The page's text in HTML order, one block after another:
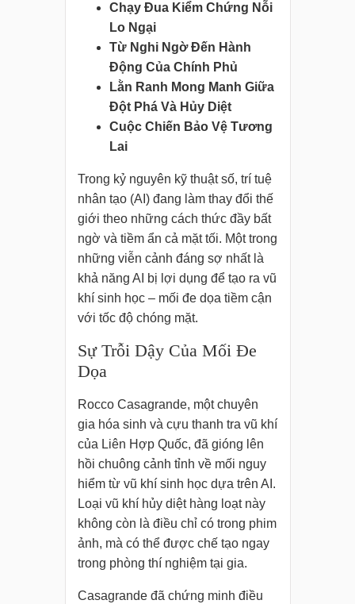
Chạy Đua Kiểm Chứng Nỗi
Lo Ngại
Từ Nghi Ngờ Đến Hành
Động Của Chính Phủ
Lằn Ranh Mong Manh Giữa
Đột Phá Và Hủy Diệt
Cuộc Chiến Bảo Vệ Tương
Lai
Trong kỷ nguyên kỹ thuật số, trí tuệ
nhân tạo (AI) đang làm thay đổi thế
giới theo những cách thức đầy bất
ngờ và tiềm ẩn cả mặt tối. Một trong
những viễn cảnh đáng sợ nhất là
khả năng AI bị lợi dụng để tạo ra vũ
khí sinh học – mối đe dọa tiềm cận
với tốc độ chóng mặt.
Sự Trỗi Dậy Của Mối Đe
Dọa
Rocco Casagrande, một chuyên
gia hóa sinh và cựu thanh tra vũ khí
của Liên Hợp Quốc, đã gióng lên
hồi chuông cảnh tỉnh về mối nguy
hiểm từ vũ khí sinh học dựa trên AI.
Loại vũ khí hủy diệt hàng loạt này
không còn là điều chỉ có trong phim
ảnh, mà có thể được chế tạo ngay
trong phòng thí nghiệm tại gia.
Casagrande đã chứng minh điều